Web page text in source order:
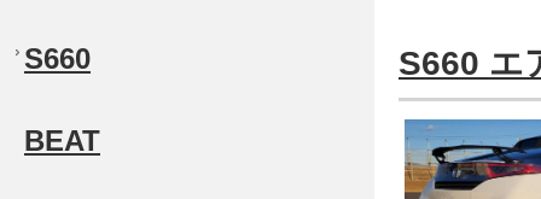
S660 エ
S660
BEAT